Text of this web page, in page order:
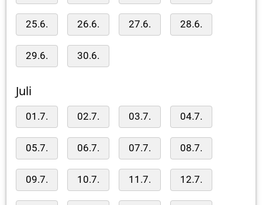
25.6. 26.6. 27.6. 28.6.
29.6. 30.6.
Juli
01.7. 02.7. 03.7. 04.7.
05.7. 06.7. 07.7. 08.7.
09.7. 10.7. 11.7. 12.7.